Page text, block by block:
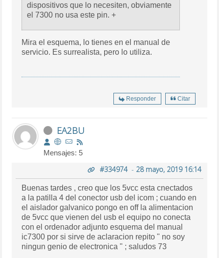
dispositivos que lo necesiten, obviamente
el 7300 no usa este pin. +
Mira el esquema, lo tienes en el manual de
servicio. Es surrealista, pero lo utiliza.
Responder Citar
EA2BU
Mensajes: 5
#334974- 28 mayo, 2019 16:14
Buenas tardes , creo que los 5vcc esta cnectados
a la patilla 4 del conector usb del icom ; cuando en
el aislador galvanico pongo en off la alimentacion
de 5vcc que vienen del usb el equipo no conecta
con el ordenador adjunto esquema del manual
ic7300 por si sirve de aclaracion repito " no soy
ningun genio de electronica " ; saludos 73